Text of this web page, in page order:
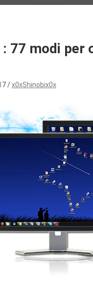
77 modi per
x0xShinobix0x